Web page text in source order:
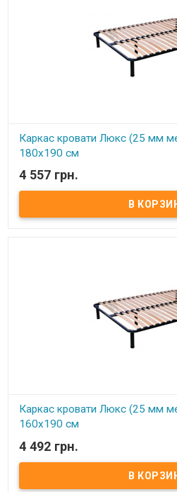
Каркас кровати Люкс (25 мм
180х190 см
В наличии
Каркас кровати Усиленный (25 мм
Размер: 180х190 см Материал
пластик. Тип каркаса: двуспальный
4 557 грн.
Каркас кровати Люкс (25 мм
160х190 см
В наличии
Каркас кровати Усиленный (25 мм
Размер: 160х190 см Материал
пластик. Тип каркаса: двуспальный
4 492 грн.